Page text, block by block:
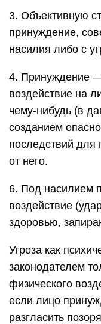
3. Объективную
принуждение,
насилия либо с
4. Принуждение
воздействие на
чему-нибудь (в
созданием
последствий для
от него.
6. Под насилием
воздействие
здоровью,
Угроза как
законодателем
физического
если лицо
разгласить